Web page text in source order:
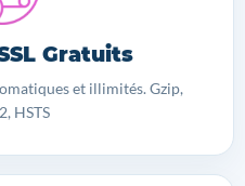
Gratuits
et illimités. Gzip,
HSTS